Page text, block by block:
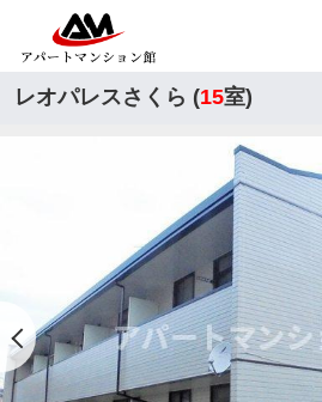
レオパレスさくら (15室)